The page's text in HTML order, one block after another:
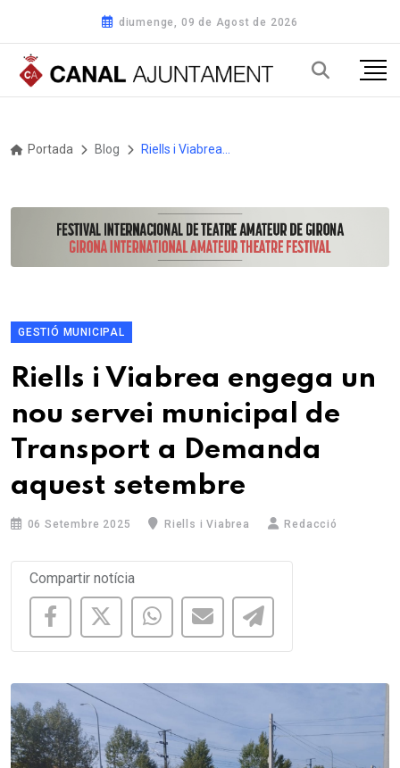
diumenge, 09 de Agost de 2026
Portada Blog
GESTIÓ MUNICIPAL
Riells i Viabrea engega un
nou servei municipal de
Transport a Demanda
aquest setembre
06 Setembre 2025 Riells i Viabrea Redacció
Compartir notícia